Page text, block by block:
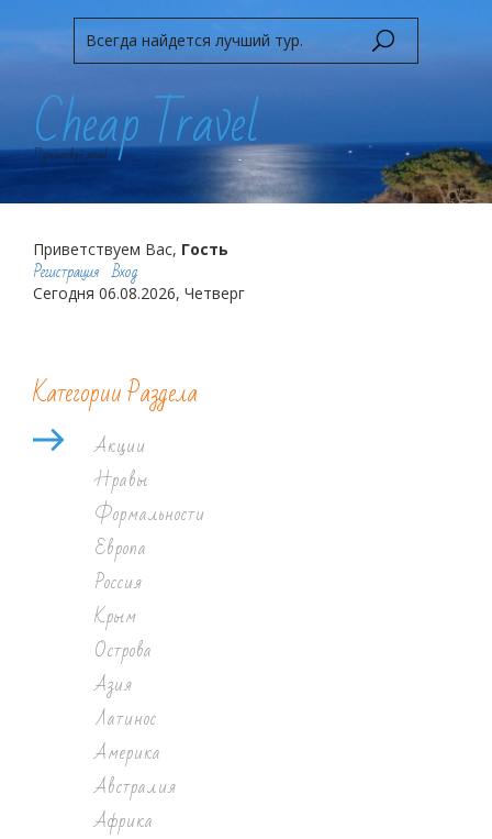
Cheap Travel
Путешествуй легко!
Приветствуем Вас, Гость
Регистрация Вход
Сегодня 06.08.2026, Четверг
Категории Раздела
Акции
Нравы
Формальности
Европа
Россия
Крым
Острова
Азия
Латинос
Америка
Австралия
Африка